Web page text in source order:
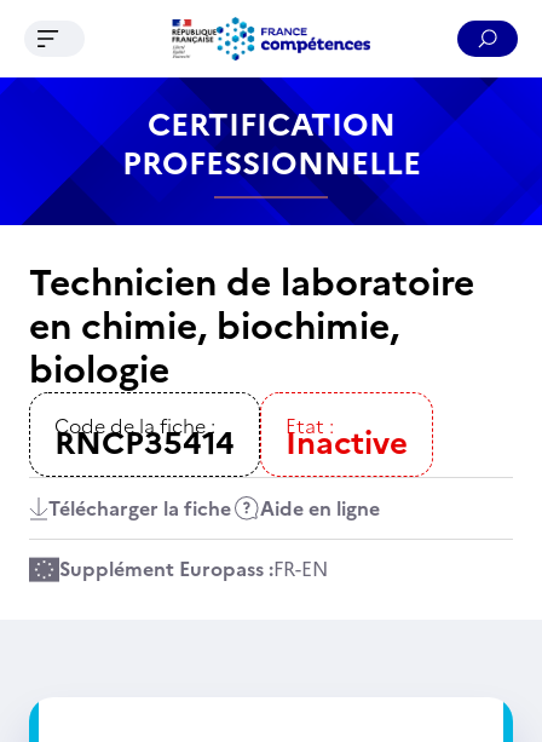
Contenu Recherche Menu Pied de page
Ouvrir le menu de navigation
CERTIFICATION
PROFESSIONNELLE
Technicien de laboratoire
en chimie, biochimie,
biologie
Code de la fiche :
RNCP35414 Etat :
Inactive
Télécharger la fiche Aide en ligne
Supplément Europass :FR-EN